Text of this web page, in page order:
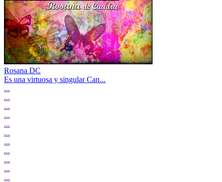
Rosana DC
Es una virtuosa y singular Can...
...
...
...
...
...
...
...
...
...
...
...